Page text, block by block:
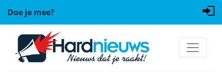
Doe je mee?